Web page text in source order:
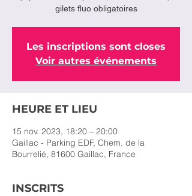
gilets fluo obligatoires
Les inscriptions sont closes
Voir autres événements
HEURE ET LIEU
15 nov. 2023, 18:20 – 20:00
Gaillac - Parking EDF, Chem. de la
Bourrelié, 81600 Gaillac, France
INSCRITS